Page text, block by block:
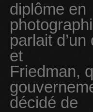
diplôme en
parlait
et
Friedman,
décidé de